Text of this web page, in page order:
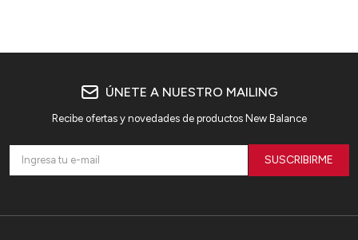
ÚNETE A NUESTRO MAILING
Recibe ofertas y novedades de productos New Balance
SUSCRIBIRME